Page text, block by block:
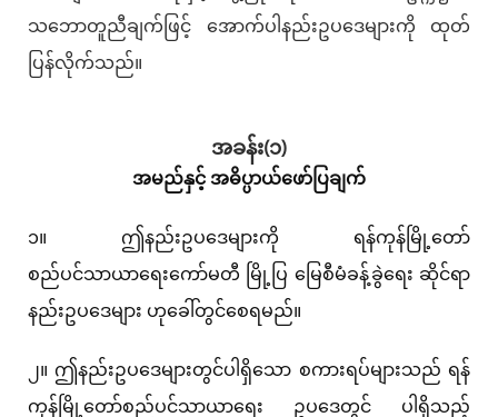
သဘောတူညီချက်ဖြင့် အောက်ပါနည်းဥပဒေများကို ထုတ်
ပြန်လိုက်သည်။
အခန်း(၁)
အမည်နှင့် အဓိပ္ပာယ်ဖော်ပြချက်
၁။ ဤနည်းဥပဒေများကို ရန်ကုန်မြို့တော်
စည်ပင်သာယာရေးကော်မတီ မြို့ပြ မြေစီမံခန့်ခွဲရေး ဆိုင်ရာ
နည်းဥပဒေများ ဟုခေါ်တွင်စေရမည်။
၂။ ဤနည်းဥပဒေများတွင်ပါရှိသော စကားရပ်များသည် ရန်
ကုန်မြို့တော်စည်ပင်သာယာရေး ဥပဒေတွင် ပါရှိသည့်